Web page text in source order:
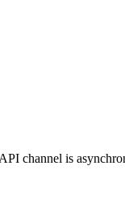
channel is